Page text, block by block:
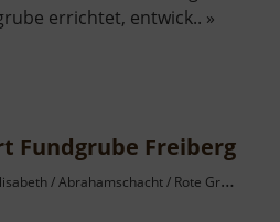
errichtet, entwick.. »
Fundgrube Freiberg
/ Abrahamschacht / Rote Grube / Osterzgebirge